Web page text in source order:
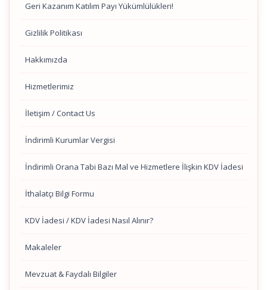
Geri Kazanım Katılım Payı Yükümlülükleri!
Gizlilik Politikası
Hakkımızda
Hizmetlerimiz
İletişim / Contact Us
İndirimli Kurumlar Vergisi
İndirimli Orana Tabi Bazı Mal ve Hizmetlere İlişkin KDV İadesi
İthalatçı Bilgi Formu
KDV İadesi / KDV İadesi Nasıl Alınır?
Makaleler
Mevzuat & Faydalı Bilgiler